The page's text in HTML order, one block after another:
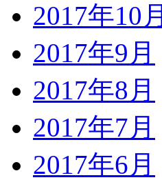
2017年10月
2017年9月
2017年8月
2017年7月
2017年6月